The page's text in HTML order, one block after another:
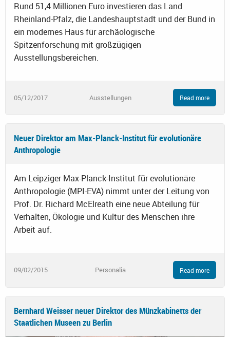
Rund 51,4 Millionen Euro investieren das Land
Rheinland-Pfalz, die Landeshauptstadt und der Bund in
ein modernes Haus für archäologische
Spitzenforschung mit großzügigen
Ausstellungsbereichen.
05/12/2017 Ausstellungen Read more
Neuer Direktor am Max-Planck-Institut für evolutionäre
Anthropologie
Am Leipziger Max-Planck-Institut für evolutionäre
Anthropologie (MPI-EVA) nimmt unter der Leitung von
Prof. Dr. Richard McElreath eine neue Abteilung für
Verhalten, Ökologie und Kultur des Menschen ihre
Arbeit auf.
09/02/2015 Personalia Read more
Bernhard Weisser neuer Direktor des Münzkabinetts der
Staatlichen Museen zu Berlin